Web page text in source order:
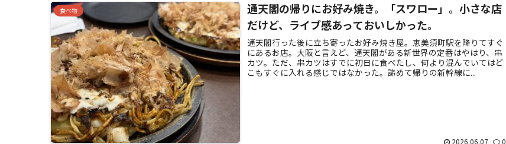
食べ物
通天閣の帰りにお好み焼き。「スワロー」。小さな店
だけど、ライブ感あっておいしかった。
通天閣行った後に立ち寄ったお好み焼き屋。恵美須町駅を降りてすぐ
にあるお店。大阪と言えど、通天閣がある新世界の定番はやはり、串
カツ。ただ、串カツはすでに初日に食べたし、何より混んでいてはど
こもすぐに入れる感じではなかった。諦めて帰りの新幹線に...
2026.06.07 0